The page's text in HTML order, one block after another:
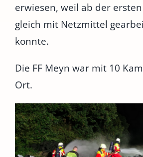
erwiesen, weil ab der
gleich mit Netzmittel
konnte.
Die FF Meyn war mit 10
Ort.